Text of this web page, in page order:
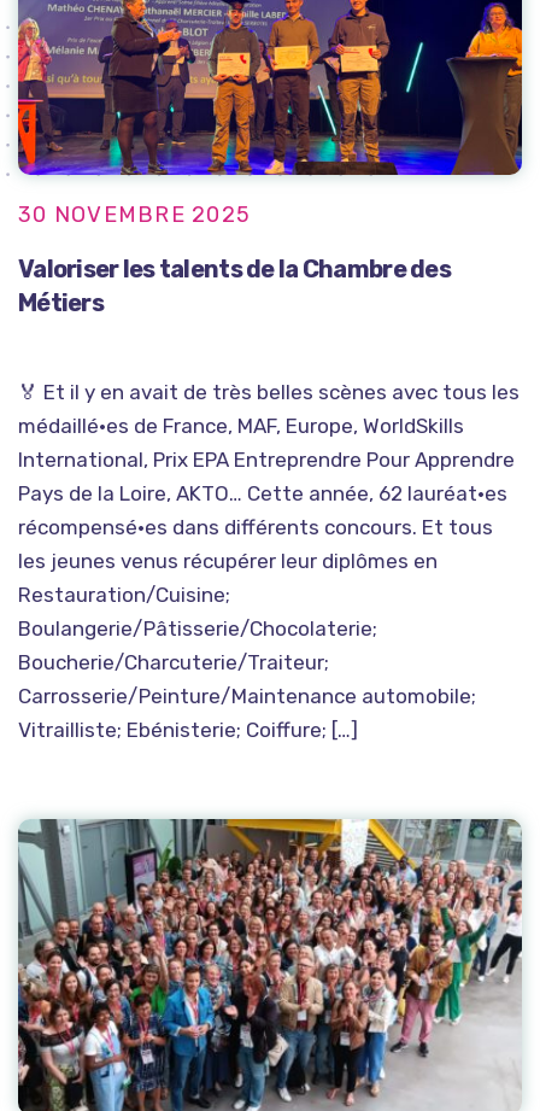
30 NOVEMBRE 2025
Valoriser les talents de la Chambre des
Métiers
🏅 Et il y en avait de très belles scènes avec tous les
médaillé·es de France, MAF, Europe, WorldSkills
International, Prix EPA Entreprendre Pour Apprendre
Pays de la Loire, AKTO… Cette année, 62 lauréat·es
récompensé·es dans différents concours. Et tous
les jeunes venus récupérer leur diplômes en
Restauration/Cuisine;
Boulangerie/Pâtisserie/Chocolaterie;
Boucherie/Charcuterie/Traiteur;
Carrosserie/Peinture/Maintenance automobile;
Vitrailliste; Ebénisterie; Coiffure; […]